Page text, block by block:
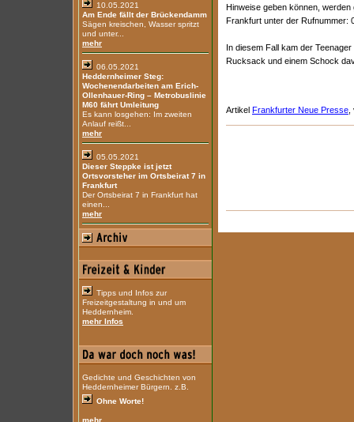
10.05.2021
Am Ende fällt der Brückendamm
Sägen kreischen, Wasser spritzt
und unter...
mehr
06.05.2021
Heddernheimer Steg:
Wochenendarbeiten am Erich-
Ollenhauer-Ring – Metrobuslinie
M60 fährt Umleitung
Es kann losgehen: Im zweiten
Anlauf reißt...
mehr
05.05.2021
Dieser Steppke ist jetzt
Ortsvorsteher im Ortsbeirat 7 in
Frankfurt
Der Ortsbeirat 7 in Frankfurt hat
einen...
mehr
Tipps und Infos zur
Freizeitgestaltung in und um
Heddernheim.
mehr Infos
Gedichte und Geschichten von
Heddernheimer Bürgern. z.B.
Ohne Worte!
mehr
Hinweise geben können,
Frankfurt unter der Rufnummer:
In diesem Fall kam der
Rucksack und einem Schock
Artikel Frankfurter Neue Presse